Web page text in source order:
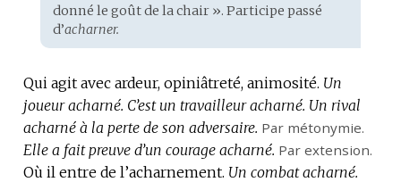
donné le goût de la chair ». Participe passé
d’acharner.
Qui agit avec ardeur, opiniâtreté, animosité. Un
joueur acharné. C’est un travailleur acharné. Un rival
acharné à la perte de son adversaire. Par métonymie.
Elle a fait preuve d’un courage acharné. Par extension.
Où il entre de l’acharnement. Un combat acharné.